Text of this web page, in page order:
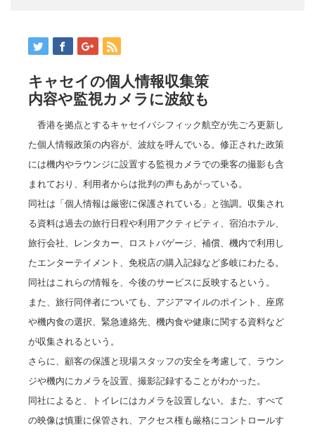
キャセイの個人情報収集策
内容や監視カメラに波紋も
香港を拠点とするキャセイパシフィック航空が先ごろ更新し
た個人情報政策の内容が、波紋を呼んでいる。修正された政策
には機内やラウンジに設置する監視カメラでの乗客の撮影も含
まれており、利用者からは批判の声もあがっている。
同社は「個人情報は厳密に保護されている」と強調。収集され
る資料は過去の旅行日程や利用アクティビティ、宿泊ホテル、
旅行会社、レンタカー、ロストバゲージ、補償、機内で利用し
たエンターテイメント、免税店の購入記録など多岐にわたる。
同社はこれらの情報を、今後のサービスに反映するという。
また、旅行同伴者についても、アジアマイルのポイント、座席
や機内食の選択、緊急連絡先、機内食や健康に関する資料など
が収集されるという。
さらに、顧客の保護と現場スタッフの安全を考慮して、ラウン
ジや機内にカメラを設置、撮影記録することがわかった。
同社によると、トイレにはカメラを設置しない。また、すべて
の映像は慎重に保管され、アクセス権も厳格にコントロールす